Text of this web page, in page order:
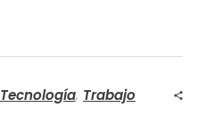
Tecnología, Trabajo